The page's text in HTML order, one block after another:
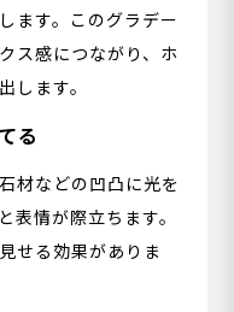
ます。このグラデー
ス感につながり、ホ
します。
る
材などの凹凸に光を
表情が際立ちます。
せる効果がありま